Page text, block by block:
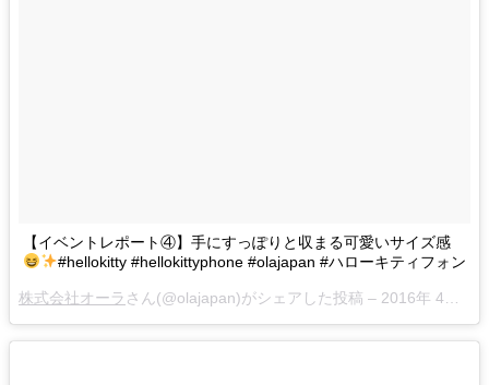
【イベントレポート④】手にすっぽりと収まる可愛いサイズ感
#hellokitty #hellokittyphone #olajapan #ハローキティフォン
株式会社オーラ さん(@olajapan)がシェアした投稿 – 2016年 4月月20日午後8時34分PDT